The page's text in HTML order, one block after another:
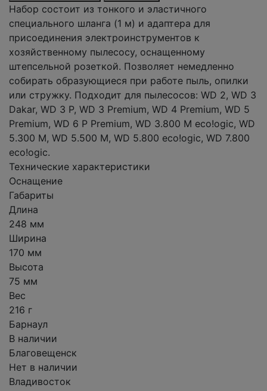
Набор состоит из тонкого и эластичного
специального шланга (1 м) и адаптера для
присоединения электроинструментов к
хозяйственному пылесосу, оснащенному
штепсельной розеткой. Позволяет немедленно
собирать образующиеся при работе пыль, опилки
или стружку. Подходит для пылесосов: WD 2, WD 3
Dakar, WD 3 P, WD 3 Premium, WD 4 Premium, WD 5
Premium, WD 6 P Premium, WD 3.800 M eco!ogic, WD
5.300 M, WD 5.500 M, WD 5.800 eco!ogic, WD 7.800
eco!ogic.
Технические характеристики
Оснащение
Габариты
Длина
248 мм
Ширина
170 мм
Высота
75 мм
Вес
216 г
Барнаул
В наличии
Благовещенск
Нет в наличии
Владивосток